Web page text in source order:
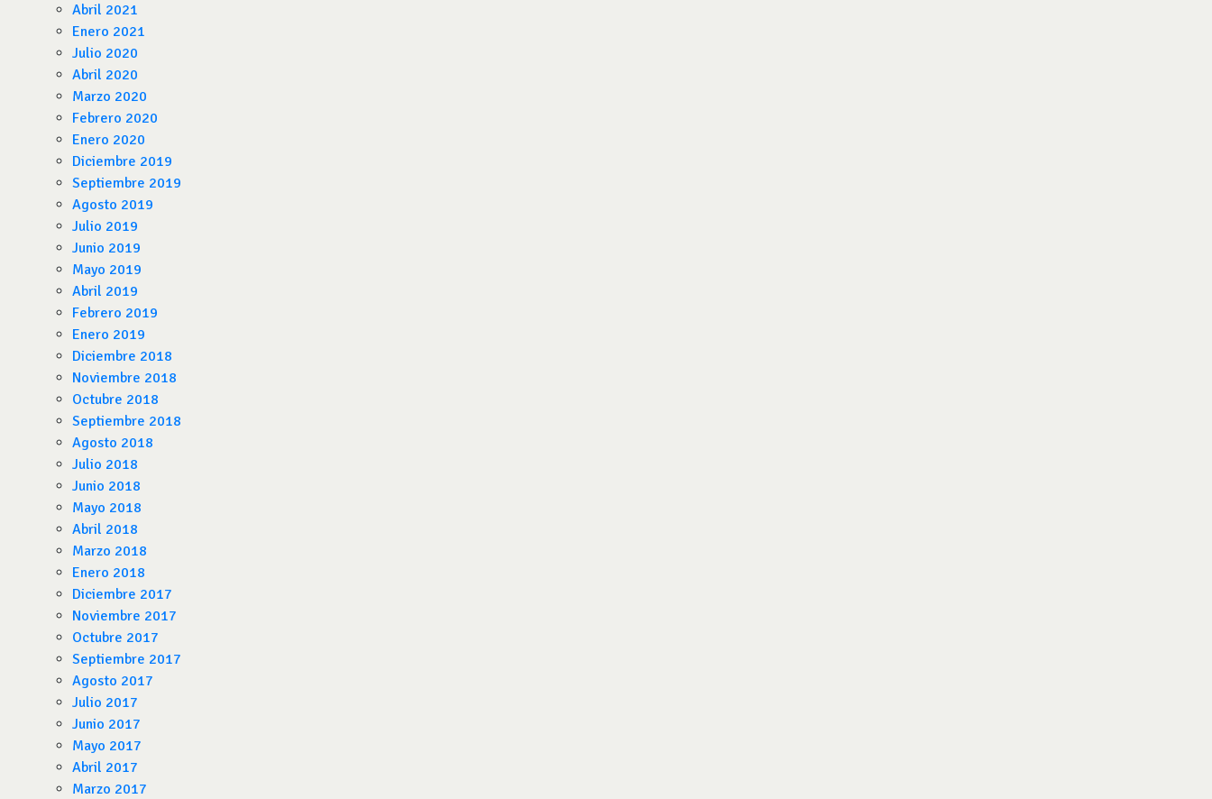
Abril 2021
Enero 2021
Julio 2020
Abril 2020
Marzo 2020
Febrero 2020
Enero 2020
Diciembre 2019
Septiembre 2019
Agosto 2019
Julio 2019
Junio 2019
Mayo 2019
Abril 2019
Febrero 2019
Enero 2019
Diciembre 2018
Noviembre 2018
Octubre 2018
Septiembre 2018
Agosto 2018
Julio 2018
Junio 2018
Mayo 2018
Abril 2018
Marzo 2018
Enero 2018
Diciembre 2017
Noviembre 2017
Octubre 2017
Septiembre 2017
Agosto 2017
Julio 2017
Junio 2017
Mayo 2017
Abril 2017
Marzo 2017